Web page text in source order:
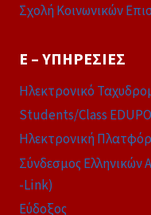
Σχολή Κοινωνικών
E – ΥΠΗΡΕΣΊΕΣ
Ηλεκτρονικό
Students/Class
Ηλεκτρονική
Σύνδεσμος Ελληνικών
-Link)
Εύδοξος